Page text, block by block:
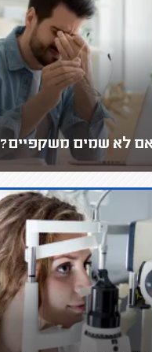
לא שמים משקפיים?